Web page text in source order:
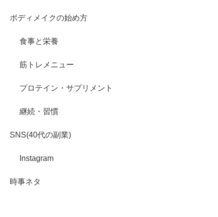
ボディメイクの始め方
食事と栄養
筋トレメニュー
プロテイン・サプリメント
継続・習慣
SNS(40代の副業)
Instagram
時事ネタ